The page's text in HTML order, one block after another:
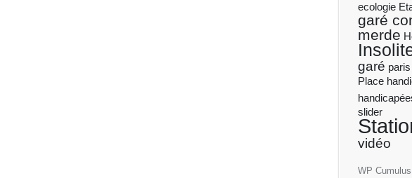
ecologie
garé
merde
garé paris
Place
slider
vidéo
WP